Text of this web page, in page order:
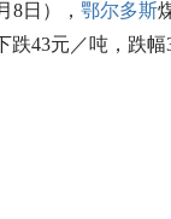
8日）， 鄂尔多斯
43元／吨，跌